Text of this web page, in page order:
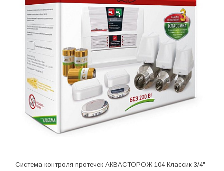
Система контроля протечек АКВАСТОРОЖ 104 Классик 3/4"